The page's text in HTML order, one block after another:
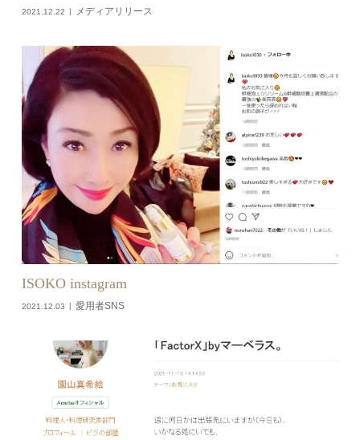
2021.12.22 メディアリリース
ISOKO instagram
2021.12.03 愛用者SNS